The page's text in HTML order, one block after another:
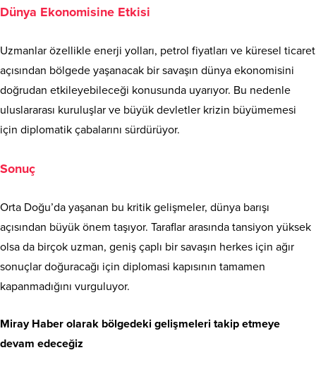
Dünya Ekonomisine Etkisi
Uzmanlar özellikle enerji yolları, petrol fiyatları ve küresel ticaret
açısından bölgede yaşanacak bir savaşın dünya ekonomisini
doğrudan etkileyebileceği konusunda uyarıyor. Bu nedenle
uluslararası kuruluşlar ve büyük devletler krizin büyümemesi
için diplomatik çabalarını sürdürüyor.
Sonuç
Orta Doğu’da yaşanan bu kritik gelişmeler, dünya barışı
açısından büyük önem taşıyor. Taraflar arasında tansiyon yüksek
olsa da birçok uzman, geniş çaplı bir savaşın herkes için ağır
sonuçlar doğuracağı için diplomasi kapısının tamamen
kapanmadığını vurguluyor.
Miray Haber olarak bölgedeki gelişmeleri takip etmeye
devam edeceğiz